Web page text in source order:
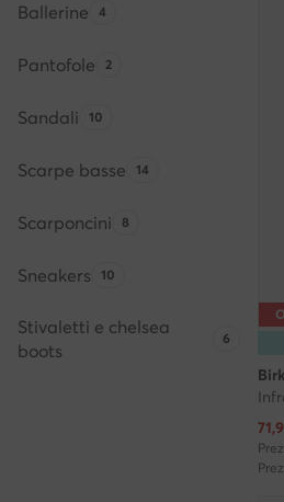
Ballerine Quantità di prodotti:
4
Pantofole Quantità di prodotti:
2
Sandali Quantità di prodotti:
10
Scarpe basse Quantità di prodotti:
14
Scarponcini Quantità di prodotti:
8
Sneakers Quantità di prodotti:
10
Stivaletti e chelsea
boots
6